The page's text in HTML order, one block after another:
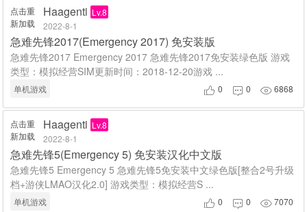
点击重
新加载
Haagenti Lv.8
2022-8-1
急难先锋2017(Emergency 2017) 免安装版
急难先锋2017 Emergency 2017 急难先锋2017免安装绿色版 游戏
类型：模拟经营SIM更新时间：2018-12-20游戏 ...
单机游戏  0  0 6868
点击重
新加载
Haagenti Lv.8
2022-8-1
急难先锋5(Emergency 5) 免安装汉化中文版
急难先锋5 Emergency 5 急难先锋5免安装中文绿色版[整合2号升级
档+游侠LMAO汉化2.0] 游戏类型：模拟经营S ...
单机游戏  0  0 7070